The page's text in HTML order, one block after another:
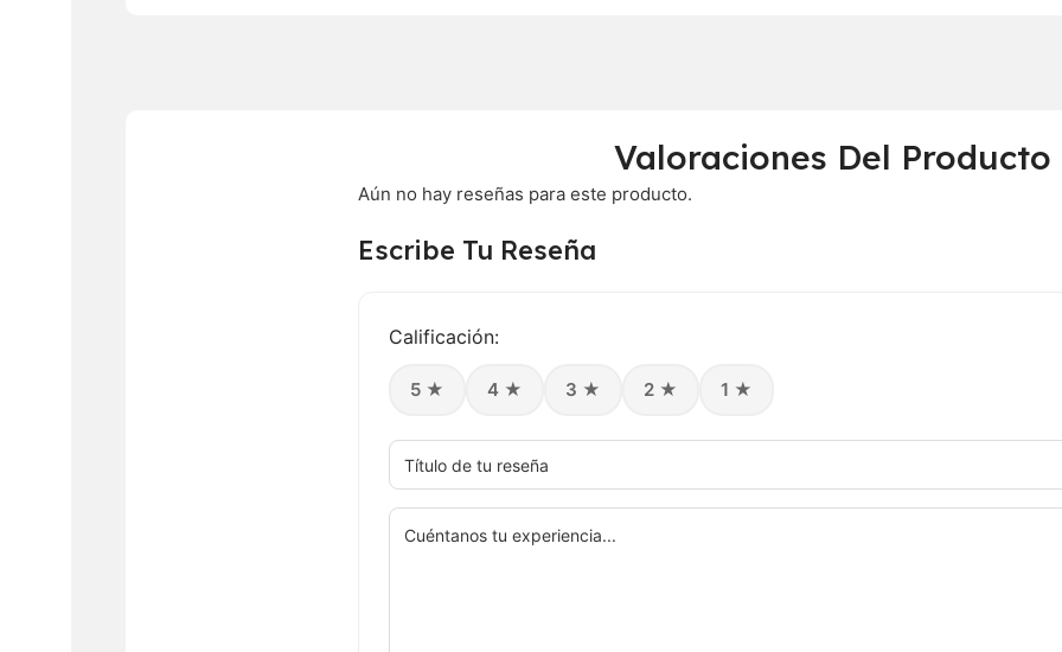
Valoraciones Del Producto
Aún no hay reseñas para este producto.
Escribe Tu Reseña
Calificación:
5 ★ 4 ★ 3 ★ 2 ★ 1 ★